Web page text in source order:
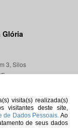
visita(s) realizada(s)
visitantes deste site,
de Dados Pessoais. Ao
de seus dados
Glória
3, Silos